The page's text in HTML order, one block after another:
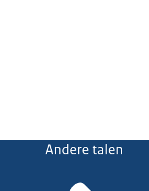
Andere talen